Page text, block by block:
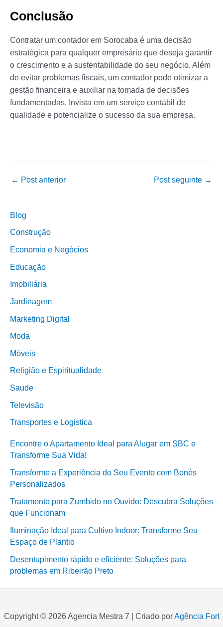
Conclusão
Contratar um contador em Sorocaba é uma decisão
estratégica para qualquer empresário que deseja garantir
o crescimento e a sustentabilidade do seu negócio. Além
de evitar problemas fiscais, um contador pode otimizar a
gestão financeira e auxiliar na tomada de decisões
fundamentadas. Invista em um serviço contábil de
qualidade e potencialize o sucesso da sua empresa.
← Post anterior Post seguinte →
Blog
Construção
Economia e Negócios
Educação
Imobiliária
Jardinagem
Marketing Digital
Moda
Móveis
Religião e Espiritualidade
Saude
Televisão
Transportes e Logistica
Encontre o Apartamento Ideal para Alugar em SBC e
Transforme Sua Vida!
Transforme a Experiência do Seu Evento com Bonés
Personalizados
Tratamento para Zumbido no Ouvido: Descubra Soluções
que Funcionam
Iluminação Ideal para Cultivo Indoor: Transforme Seu
Espaço de Plantio
Desentupimento rápido e eficiente: Soluções para
problemas em Ribeirão Preto
Copyright © 2026 Agencia Mestra 7 | Criado porAgência Fort